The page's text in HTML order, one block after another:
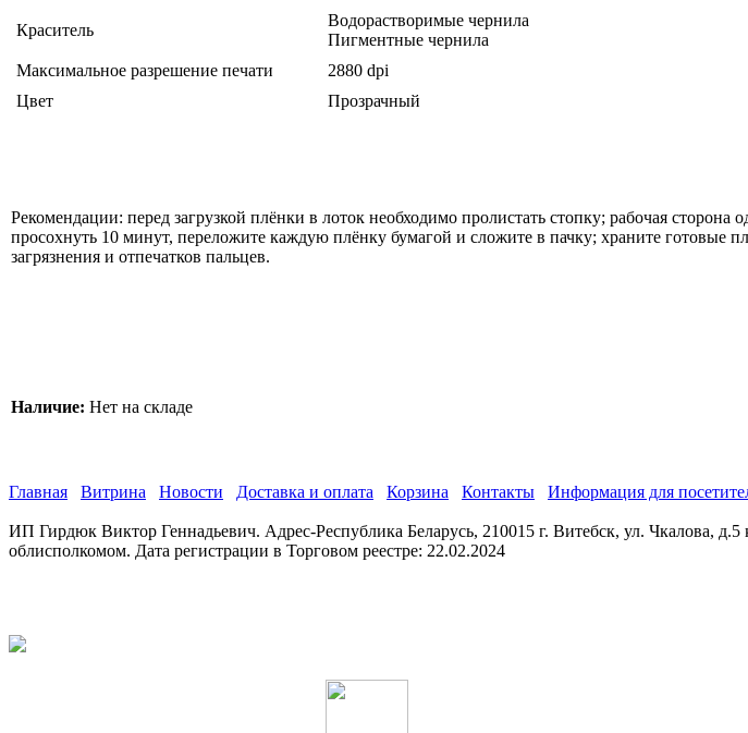
Краситель
Водорастворимые чернила
Пигментные чернила
Максимальное разрешение печати
2880 dpi
Цвет
Прозрачный
Рекомендации: перед загрузкой плёнки в лоток необходимо пролистать стопку; рабочая
просохнуть 10 минут, переложите каждую плёнку бумагой и сложите в пачку; храните готовые
загрязнения и отпечатков пальцев.
Наличие: Нет на складе
Главная
Витрина Новости Доставка и оплата Корзина Контакты Информация для
ИП Гирдюк Виктор Геннадьевич. Адрес-Республика Беларусь, 210015 г. Витебск, ул. Чкалова,
облисполкомом. Дата регистрации в Торговом реестре: 22.02.2024